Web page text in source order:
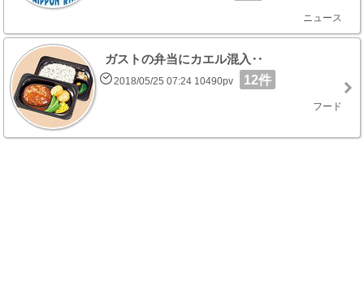
ニュース
ガストの弁当にカエル混入‥
2018/05/25 07:24 10490pv 12件
フード